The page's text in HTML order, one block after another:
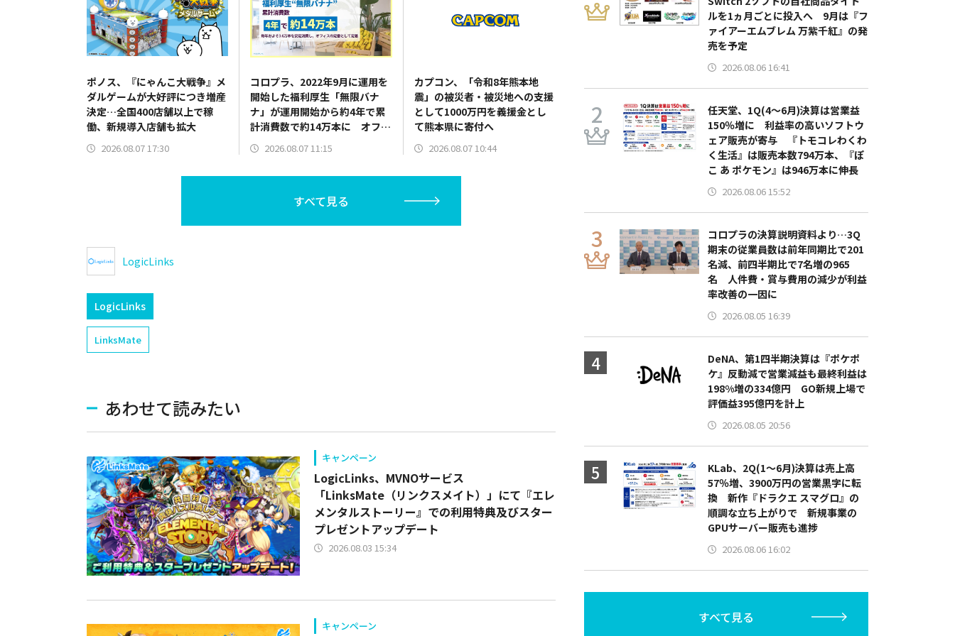
ポノス、『にゃんこ大戦争』メ
ダルゲームが大好評につき増産
決定…全国400店舗以上で稼
働、新規導入店舗も拡大
2026.08.07 17:30
コロプラ、2022年9月に運用を
開始した福利厚生「無限バナ
ナ」が運用開始から約4年で累
計消費数で約14万本に オフィ
スの定番として日常に定着
2026.08.07 11:15
カプコン、「令和8年熊本地
震」の被災者・被災地への支援
として1000万円を義援金とし
て熊本県に寄付へ
2026.08.07 10:44
すべて見る
LogicLinks
LogicLinks
LinksMate
あわせて読みたい
キャンペーン
LogicLinks、MVNOサービス
「LinksMate（リンクスメイト）」にて『エレ
メンタルストーリー』での‬利用特典及びスター
プレゼントアップデート
2026.08.03 15:34
キャンペーン
ルを1ヵ月ごとに投入へ 9月は『フ
ァイアーエムブレム 万紫千紅』の発
売を予定
2026.08.06 16:41
任天堂、1Q(4～6月)決算は営業益
150％増に 利益率の高いソフトウ
ェア販売が寄与 『トモコレわくわ
く生活』は販売本数794万本、『ぽ
こ あ ポケモン』は946万本に伸長
2026.08.06 15:52
コロプラの決算説明資料より…3Q
期末の従業員数は前年同期比で201
名減、前四半期比で7名増の965
名 人件費・賞与費用の減少が利益
率改善の一因に
2026.08.05 16:39
DeNA、第1四半期決算は『ポケポ
ケ』反動減で営業減益も最終利益は
198%増の334億円 GO新規上場で
評価益395億円を計上
2026.08.05 20:56
KLab、2Q(1～6月)決算は売上高
57％増、3900万円の営業黒字に転
換 新作『ドラクエ スマグロ』の
順調な立ち上がりで 新規事業の
GPUサーバー販売も進捗
2026.08.06 16:02
すべて見る